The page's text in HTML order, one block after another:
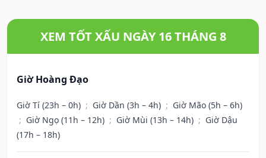
XEM TỐT XẤU NGÀY 16 THÁNG 8
Giờ Hoàng Đạo
Giờ Tí (23h – 0h) ; Giờ Dần (3h – 4h) ; Giờ Mão (5h – 6h)
; Giờ Ngọ (11h – 12h) ; Giờ Mùi (13h – 14h) ; Giờ Dậu
(17h – 18h)